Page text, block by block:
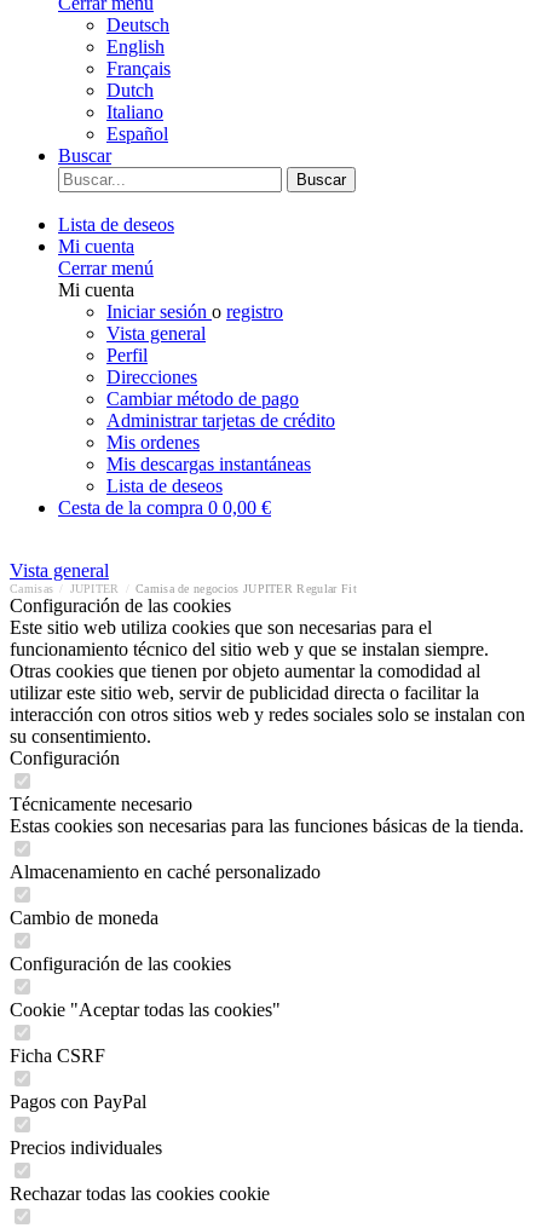
Deutsch
English
Français
Dutch
Italiano
Español
Buscar
Buscar
Lista de deseos
Mi cuenta
Cerrar menú
Mi cuenta
Iniciar sesión o registro
Vista general
Perfil
Direcciones
Cambiar método de pago
Administrar tarjetas de crédito
Mis ordenes
Mis descargas instantáneas
Lista de deseos
Cesta de la compra 0 0,00 €
Vista general
Camisas JUPITER Camisa de negocios JUPITER Regular Fit
Configuración de las cookies
Este sitio web utiliza cookies que son necesarias para el
funcionamiento técnico del sitio web y que se instalan siempre.
Otras cookies que tienen por objeto aumentar la comodidad al
utilizar este sitio web, servir de publicidad directa o facilitar la
interacción con otros sitios web y redes sociales solo se instalan con
su consentimiento.
Configuración
Técnicamente necesario
Estas cookies son necesarias para las funciones básicas de la tienda.
Almacenamiento en caché personalizado
Cambio de moneda
Configuración de las cookies
Cookie "Aceptar todas las cookies"
Ficha CSRF
Pagos con PayPal
Precios individuales
Rechazar todas las cookies cookie